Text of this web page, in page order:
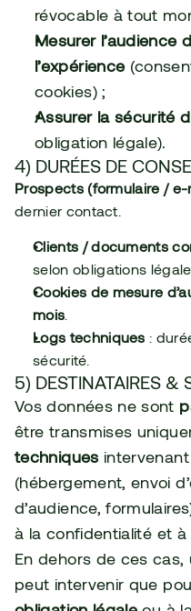
révocable à tout
Mesurer l’audience
l’expérience
cookies) ;
Assurer la sécurité
obligation légale).
4) DURÉES DE
Prospects (formulaire / e-
dernier contact.
Clients / documents
selon obligations
Cookies de mesure
mois
Logs techniques :
sécurité.
5) DESTINATAIRES &
Vos données ne sont
être transmises
techniques
(hébergement, envoi
d’audience,
à la confidentialité et à
En dehors de ces